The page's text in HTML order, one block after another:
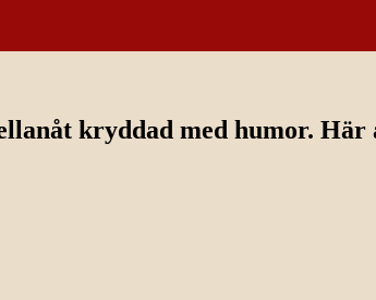
kryddad med humor. Här